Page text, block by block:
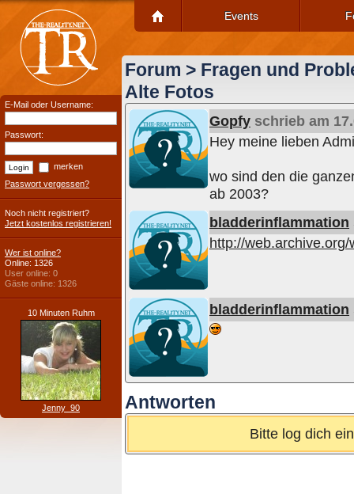
Events
Forum > Fragen und
Alte Fotos
Gopfy schrieb am
Hey meine lieben
wo sind den die
ab 2003?
bladderinflammation
http://
bladderinflammation
Antworten
Bitte log dich
E-Mail oder Username:
Passwort:
merken
Passwort vergessen?
Noch nicht registriert?
Jetzt kostenlos registrieren!
Wer ist online?
Online: 1326
User online: 0
Gäste online: 1326
10 Minuten Ruhm
Jenny_90